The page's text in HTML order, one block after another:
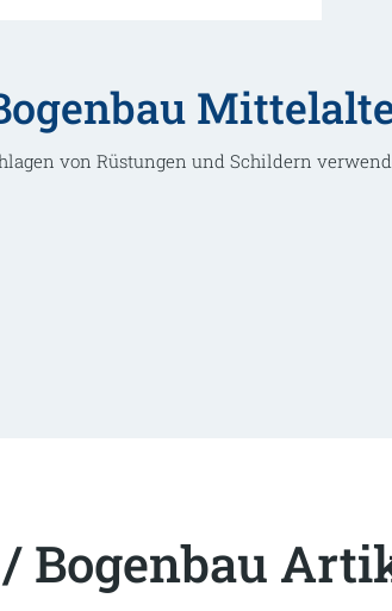
von Rüstungen und Schildern
Bogenbau